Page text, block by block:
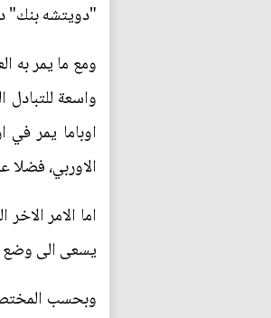
"دويتشه بنك"
ومع ما يمر به
واسعة للتبادل
اوباما يمر
الاوربي،
اما الامر
يسعى الى وضع